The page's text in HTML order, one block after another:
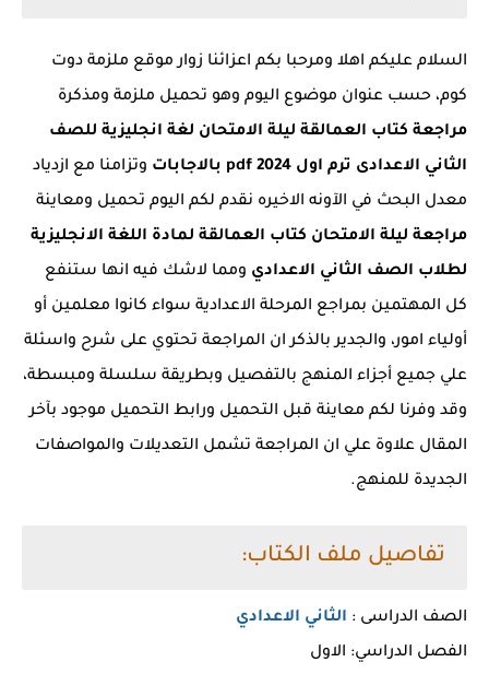
السلام عليكم اهلا ومرحبا بكم اعزائنا زوار موقع ملزمة دوت
كوم، حسب عنوان موضوع اليوم وهو تحميل ملزمة ومذكرة
مراجعة كتاب العمالقة ليلة الامتحان لغة انجليزية للصف
الثاني الاعدادى ترم اول 2024 pdf بالاجابات
وتزامنا مع ازدياد
معدل البحث في الآونه الاخيره نقدم لكم اليوم تحميل ومعاينة
مراجعة ليلة الامتحان كتاب العمالقة لمادة اللغة الانجليزية
لطلاب الصف الثاني الاعدادي ومما لاشك فيه انها ستنفع
كل المهتمين بمراجع المرحلة الاعدادية سواء كانوا معلمين أو
أولياء امور، والجدير بالذكر ان المراجعة تحتوي على شرح واسئلة
علي جميع أجزاء المنهج بالتفصيل وبطريقة سلسلة ومبسطة،
وقد وفرنا لكم معاينة قبل التحميل ورابط التحميل موجود بآخر
المقال علاوة علي ان المراجعة تشمل التعديلات والمواصفات
الجديدة للمنهج.
تفاصيل ملف الكتاب:
الصف الدراسى : الثاني الاعدادي
الفصل الدراسي: الاول